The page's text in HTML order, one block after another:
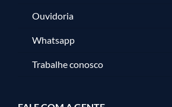
Ouvidoria
Whatsapp
Trabalhe conosco